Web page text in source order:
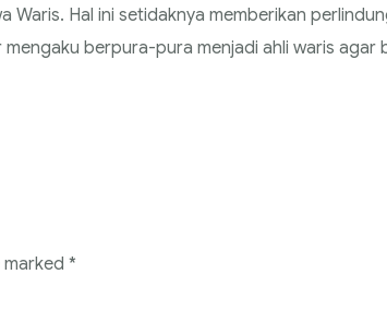
Hal ini setidaknya memberikan
berpura-pura menjadi ahli waris agar
*